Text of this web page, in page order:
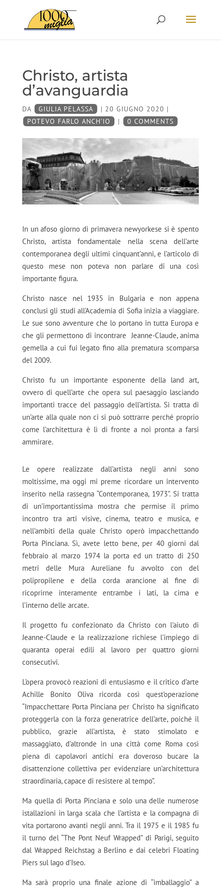
Christo, artista
d’avanguardia
DA GIULIA PELASSA | 20 GIUGNO 2020 |
POTEVO FARLO ANCH'IO
| 0 COMMENTS
In un afoso giorno di primavera newyorkese si è spento
Christo, artista fondamentale nella scena dell’arte
contemporanea degli ultimi cinquant’anni, e l’articolo di
questo mese non poteva non parlare di una così
importante figura.
Christo nasce nel 1935 in Bulgaria e non appena
conclusi gli studi all’Academia di Sofia inizia a viaggiare.
Le sue sono avventure che lo portano in tutta Europa e
che gli permettono di incontrare Jeanne-Claude, anima
gemella a cui fui legato fino alla prematura scomparsa
del 2009.
Christo fu un importante esponente della land art,
ovvero di quell’arte che opera sul paesaggio lasciando
importanti tracce del passaggio dell’artista. Si tratta di
un’arte alla quale non ci si può sottrarre perché proprio
come l’architettura è lì di fronte a noi pronta a farsi
ammirare.
Le opere realizzate dall’artista negli anni sono
moltissime, ma oggi mi preme ricordare un intervento
inserito nella rassegna “Contemporanea, 1973”. Si tratta
di un’importantissima mostra che permise il primo
incontro tra arti visive, cinema, teatro e musica, e
nell’ambiti della quale Christo operò impacchettando
Porta Pinciana. Sì, avete letto bene, per 40 giorni dal
febbraio al marzo 1974 la porta ed un tratto di 250
metri delle Mura Aureliane fu avvolto con del
polipropilene e della corda arancione al fine di
ricoprirne interamente entrambe i lati, la cima e
l’interno delle arcate.
Il progetto fu confezionato da Christo con l’aiuto di
Jeanne-Claude e la realizzazione richiese l’impiego di
quaranta operai edili al lavoro per quattro giorni
consecutivi.
L’opera provocò reazioni di entusiasmo e il critico d’arte
Achille Bonito Oliva ricorda così quest’operazione
“Impacchettare Porta Pinciana per Christo ha significato
proteggerla con la forza generatrice dell’arte, poiché il
pubblico, grazie all’artista, è stato stimolato e
massaggiato, d’altronde in una città come Roma così
piena di capolavori antichi era doveroso bucare la
disattenzione collettiva per evidenziare un’architettura
straordinaria, capace di resistere al tempo”.
Ma quella di Porta Pinciana e solo una delle numerose
istallazioni in larga scala che l’artista e la compagna di
vita portarono avanti negli anni. Tra il 1975 e il 1985 fu
il turno del “The Pont Neuf Wrapped” di Parigi, seguito
dal Wrapped Reichstag a Berlino e dai celebri Floating
Piers sul lago d’Iseo.
Ma sarà proprio una finale azione di “imballaggio” a